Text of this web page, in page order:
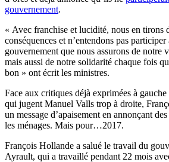
gouvernement.
« Avec franchise et lucidité, nous en tirons
conséquences et n’entendons pas participer
gouvernement que nous assurons de notre
mais aussi de notre solidarité chaque fois
bon » ont écrit les ministres.
Face aux critiques déjà exprimées à
qui jugent Manuel Valls trop à droite,
un message d’apaisement en annonçant
les ménages. Mais pour…2017.
François Hollande a salué le travail du
Ayrault, qui a travaillé pendant 22 mois